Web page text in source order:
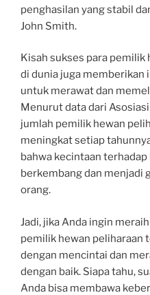
penghasilan yang stabil
John Smith.
Kisah sukses para
di dunia juga memberikan
untuk merawat dan
Menurut data dari
jumlah pemilik hewan
meningkat setiap
bahwa kecintaan
berkembang dan menjadi
orang.
Jadi, jika Anda ingin
pemilik hewan peliharaan
dengan mencintai dan
dengan baik. Siapa tahu,
Anda bisa membawa